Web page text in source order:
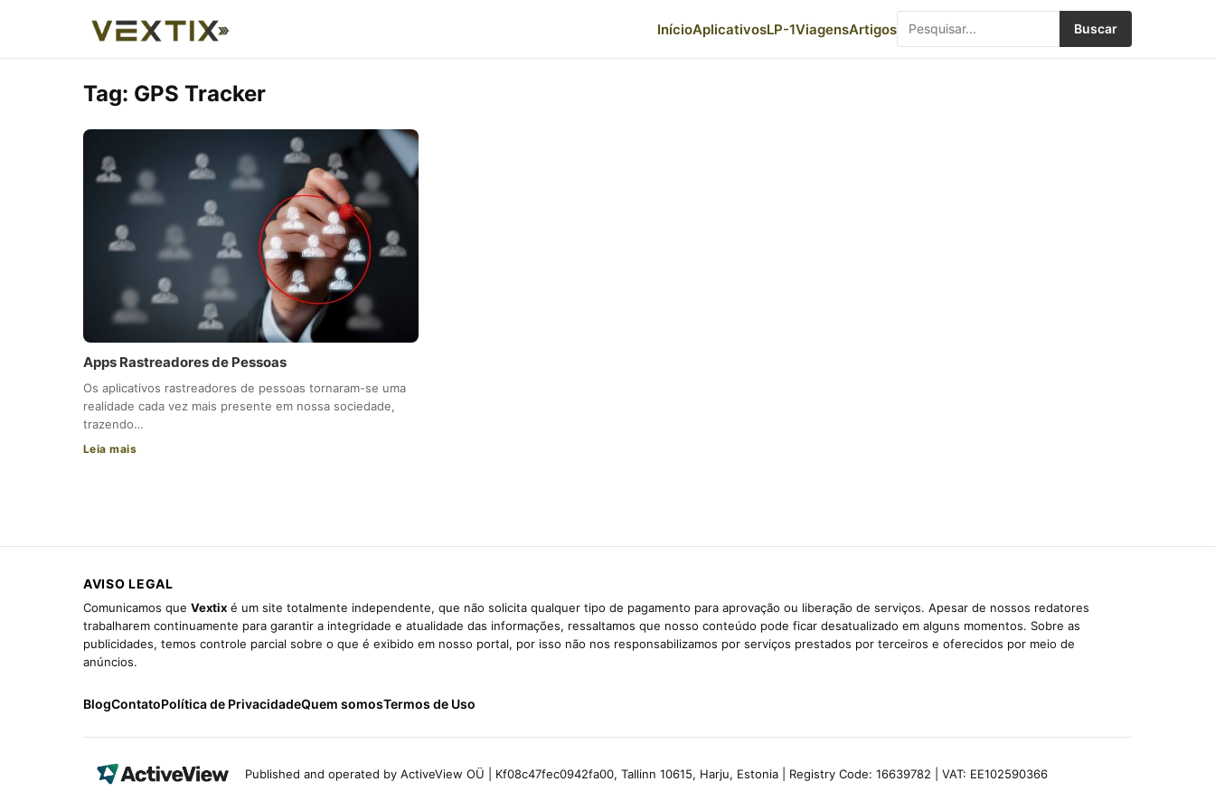
InícioAplicativosLP-1ViagensArtigos Buscar
Tag: GPS Tracker
Apps Rastreadores de Pessoas
Os aplicativos rastreadores de pessoas tornaram-se uma
realidade cada vez mais presente em nossa sociedade,
trazendo…
Leia mais
AVISO LEGAL
Comunicamos que Vextix é um site totalmente independente, que não solicita qualquer tipo de pagamento para aprovação ou liberação de serviços. Apesar de nossos redatores
trabalharem continuamente para garantir a integridade e atualidade das informações, ressaltamos que nosso conteúdo pode ficar desatualizado em alguns momentos. Sobre as
publicidades, temos controle parcial sobre o que é exibido em nosso portal, por isso não nos responsabilizamos por serviços prestados por terceiros e oferecidos por meio de
anúncios.
BlogContatoPolítica de PrivacidadeQuem somosTermos de Uso
Published and operated by ActiveView OÜ | Kf08c47fec0942fa00, Tallinn 10615, Harju, Estonia | Registry Code: 16639782 | VAT: EE102590366